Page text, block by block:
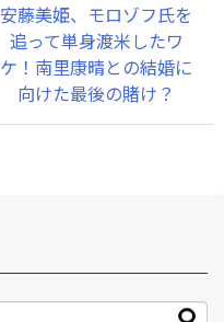
安藤美姫、モロゾフ氏を
追って単身渡米したワ
ケ！南里康晴との結婚に
向けた最後の賭け？